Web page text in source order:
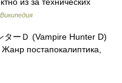
Википедия
ーＤ (Vampire Hunter D)
постапокалиптика,